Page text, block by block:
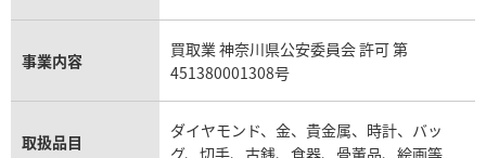
事業内容
買取業 神奈川県公安委員会 許可 第
451380001308号
取扱品目
ダイヤモンド、金、貴金属、時計、バッ
グ、切手、古銭、食器、骨董品、絵画等